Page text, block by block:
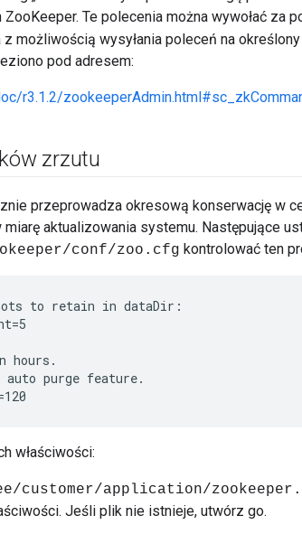
Te polecenia można wywołać za
możliwością wysyłania poleceń na
pod adresem:
r3.1.2/
zrzutu
przeprowadza okresową konserwację w
aktualizowania systemu. Następujące
conf/zoo.cfg kontrolować ten
to retain in dataDir:
hours.
purge feature.
właściwości:
customer/application/
Jeśli plik nie istnieje, utwórz go.